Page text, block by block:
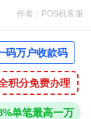
作者：POS机客服
码万户收款码
积分免费办理
单笔最高一万